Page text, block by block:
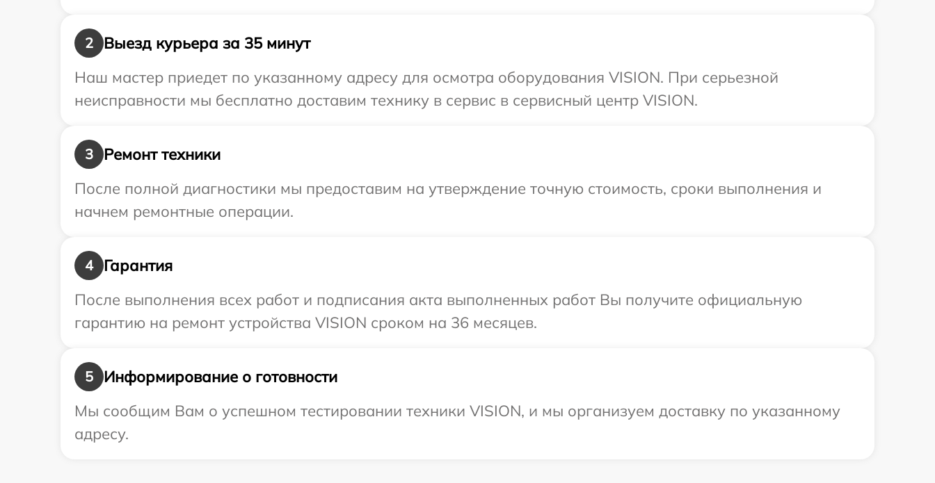
2
Выезд курьера за 35 минут
Наш мастер приедет по указанному адресу для осмотра оборудования VISION. При серьезной
неисправности мы бесплатно доставим технику в сервис в сервисный центр VISION.
3
Ремонт техники
После полной диагностики мы предоставим на утверждение точную стоимость, сроки выполнения и
начнем ремонтные операции.
4
Гарантия
После выполнения всех работ и подписания акта выполненных работ Вы получите официальную
гарантию на ремонт устройства VISION сроком на 36 месяцев.
5
Информирование о готовности
Мы сообщим Вам о успешном тестировании техники VISION, и мы организуем доставку по указанному
адресу.